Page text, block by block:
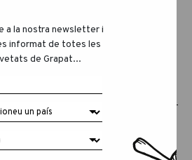
EDICIÓ
a la nostra newsletter i
informat de totes les
de Grapat...